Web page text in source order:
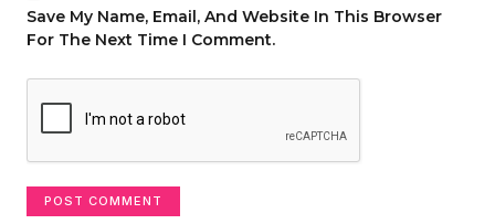
Save My Name, Email, And Website In This Browser
For The Next Time I Comment.